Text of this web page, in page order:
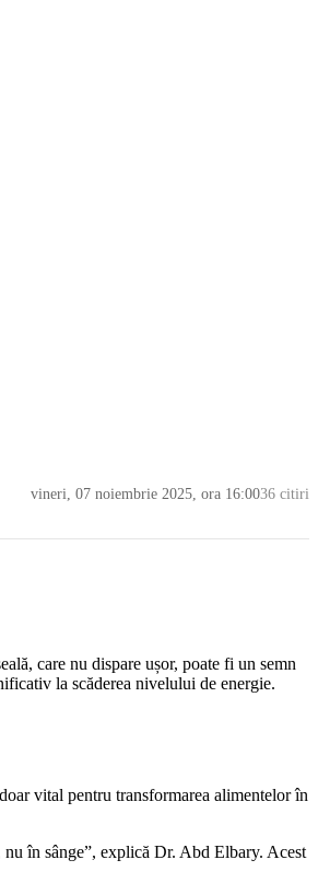
vineri, 07 noiembrie 2025, ora 16:0036 citiri
care nu dispare ușor, poate fi un semn
la scăderea nivelului de energie.
vital pentru transformarea alimentelor în
nu în sânge”, explică Dr. Abd Elbary. Acest